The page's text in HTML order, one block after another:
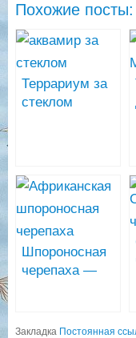
Похожие посты:
Террариум за
стеклом
Шпороносная
черепаха —
условиях
Закладка Постоянная